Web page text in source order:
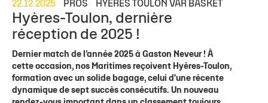
22.12.2025 PROS HYERES TOULON VAR BASKET
Hyères-Toulon, dernière
réception de 2025 !
Dernier match de l’année 2025 à Gaston Neveur ! À
cette occasion, nos Maritimes reçoivent Hyères-Toulon,
formation avec un solide bagage, celui d'une récente
dynamique de sept succès consécutifs. Un nouveau